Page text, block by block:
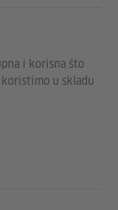
i korisna što
u skladu